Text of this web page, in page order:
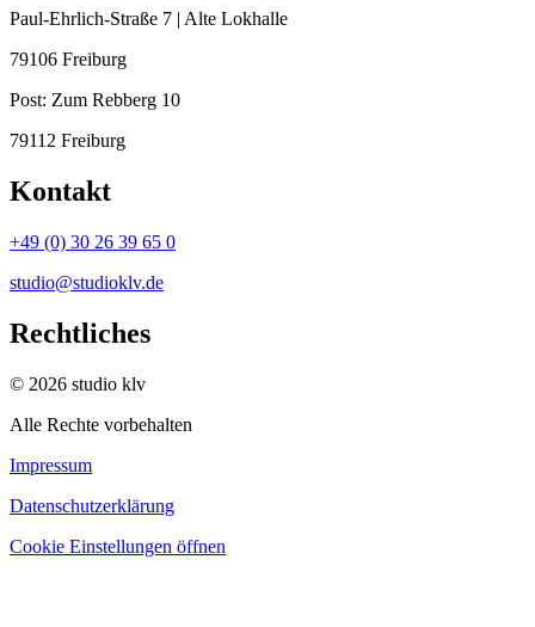
Paul-Ehrlich-Straße 7 | Alte Lokhalle
79106 Freiburg
Post: Zum Rebberg 10
79112 Freiburg
Kontakt
+49 (0) 30 26 39 65 0
studio@studioklv.de
Rechtliches
© 2026 studio klv
Alle Rechte vorbehalten
Impressum
Datenschutzerklärung
Cookie Einstellungen öffnen